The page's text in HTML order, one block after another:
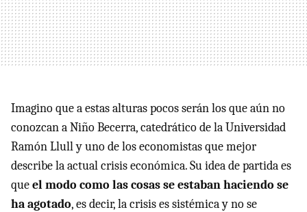
Imagino que a estas alturas pocos serán los que aún no
conozcan a Niño Becerra, catedrático de la Universidad
Ramón Llull y uno de los economistas que mejor
describe la actual crisis económica. Su idea de partida es
queel modo como las cosas se estaban haciendo se
ha agotado, es decir, la crisis es sistémica y no se